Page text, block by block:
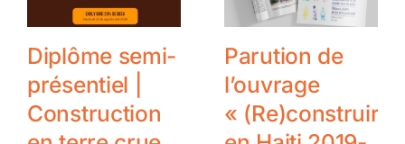
Diplôme semi-
présentiel |
Construction
Parution de
l’ouvrage
« (Re)construire